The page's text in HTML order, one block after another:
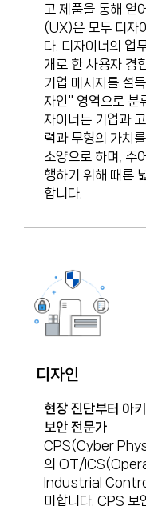
고 제품을 통해 얻
(UX)은 모두 디자
다. 디자이너의 업
개로 한 사용자 경
기업 메시지를 설
자인" 영역으로 분
자이너는 기업과
력과 무형의 가치
소양으로 하며, 주
행하기 위해 때론
합니다.
디자인
현장 진단부터 아
보안 전문가​
CPS(Cyber
의 OT/
Industrial
미합니다. CPS 보